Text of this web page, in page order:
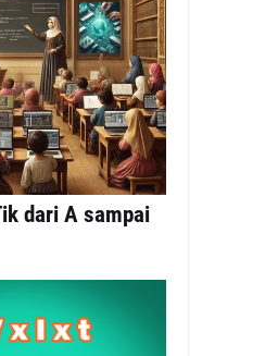
dari A sampai